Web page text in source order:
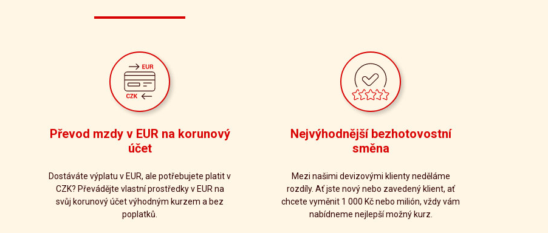
Převod mzdy v EUR na korunový
účet
Dostáváte výplatu v EUR, ale potřebujete platit v
CZK? Převádějte vlastní prostředky v EUR na
svůj korunový účet výhodným kurzem a bez
poplatků.
Nejvýhodnější bezhotovostní
směna
Mezi našimi devizovými klienty neděláme
rozdíly. Ať jste nový nebo zavedený klient, ať
chcete vyměnit 1 000 Kč nebo milión, vždy vám
nabídneme nejlepší možný kurz.